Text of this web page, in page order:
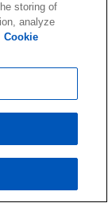
Ihre
zu
entwickelt,
storing of
analyze
Cookie